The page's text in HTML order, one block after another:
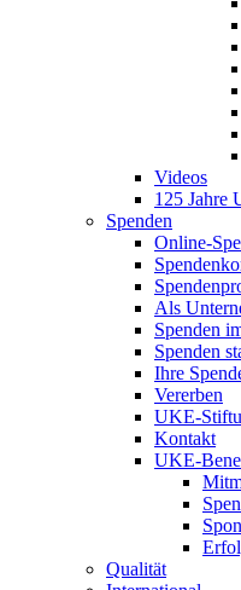
Videos
125 Jahre
Spenden
Online-
Als
Spenden
Spenden
Ihre
Vererben
UKE-
Kontakt
UKE-
Qualität